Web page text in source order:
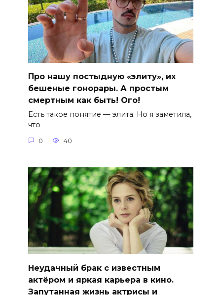
Про нашу постыдную «элиту», их
бешеные гонорары. А простым
смертным как быть! Ого!
Есть такое понятие — элита. Но я заметила,
что
0 40
Неудачный брак с известным
актёром и яркая карьера в кино.
Запутанная жизнь актрисы и